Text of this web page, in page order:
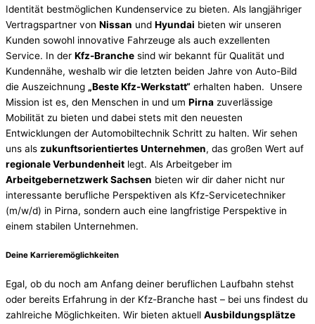
Identität bestmöglichen Kundenservice zu bieten. Als langjähriger
Vertragspartner von Nissan und Hyundai bieten wir unseren
Kunden sowohl innovative Fahrzeuge als auch exzellenten
Service. In der Kfz-Branche sind wir bekannt für Qualität und
Kundennähe, weshalb wir die letzten beiden Jahre von Auto-Bild
die Auszeichnung „Beste Kfz-Werkstatt“ erhalten haben. Unsere
Mission ist es, den Menschen in und um Pirna zuverlässige
Mobilität zu bieten und dabei stets mit den neuesten
Entwicklungen der Automobiltechnik Schritt zu halten. Wir sehen
uns als zukunftsorientiertes Unternehmen, das großen Wert auf
regionale Verbundenheit legt. Als Arbeitgeber im
Arbeitgebernetzwerk Sachsen bieten wir dir daher nicht nur
interessante berufliche Perspektiven als Kfz-Servicetechniker
(m/w/d) in Pirna, sondern auch eine langfristige Perspektive in
einem stabilen Unternehmen.
Deine Karrieremöglichkeiten
Egal, ob du noch am Anfang deiner beruflichen Laufbahn stehst
oder bereits Erfahrung in der Kfz-Branche hast – bei uns findest du
zahlreiche Möglichkeiten. Wir bieten aktuell Ausbildungsplätze